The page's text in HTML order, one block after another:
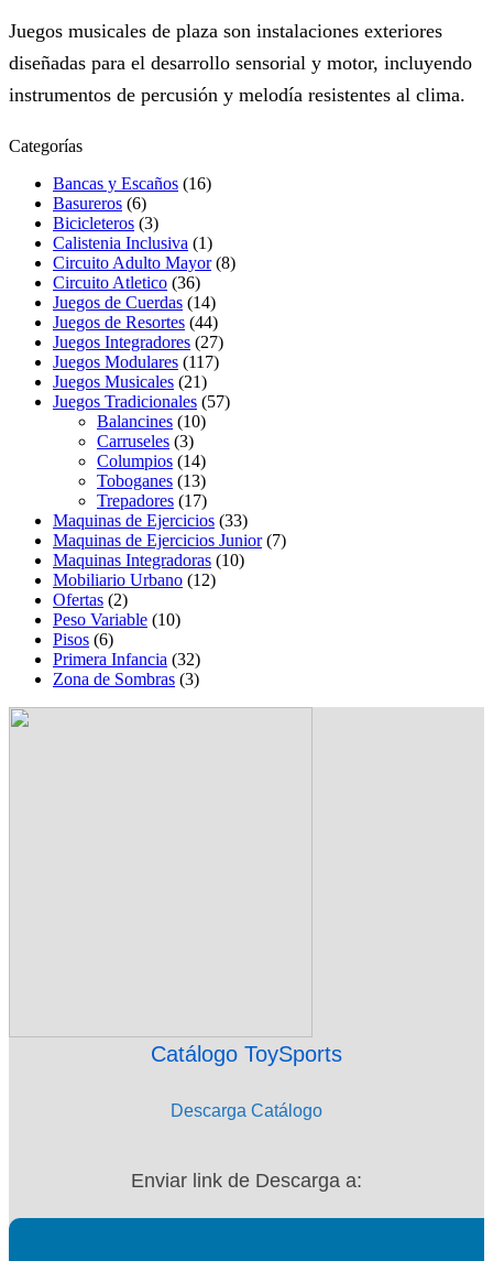
Juegos musicales de plaza son instalaciones exteriores
diseñadas para el desarrollo sensorial y motor, incluyendo
instrumentos de percusión y melodía resistentes al clima.
Categorías
Bancas y Escaños (16)
Basureros (6)
Bicicleteros (3)
Calistenia Inclusiva (1)
Circuito Adulto Mayor (8)
Circuito Atletico (36)
Juegos de Cuerdas (14)
Juegos de Resortes (44)
Juegos Integradores (27)
Juegos Modulares (117)
Juegos Musicales (21)
Juegos Tradicionales (57)
Balancines (10)
Carruseles (3)
Columpios (14)
Toboganes (13)
Trepadores (17)
Maquinas de Ejercicios (33)
Maquinas de Ejercicios Junior (7)
Maquinas Integradoras (10)
Mobiliario Urbano (12)
Ofertas (2)
Peso Variable (10)
Pisos (6)
Primera Infancia (32)
Zona de Sombras (3)
Catálogo ToySports
Descarga Catálogo
Enviar link de Descarga a: